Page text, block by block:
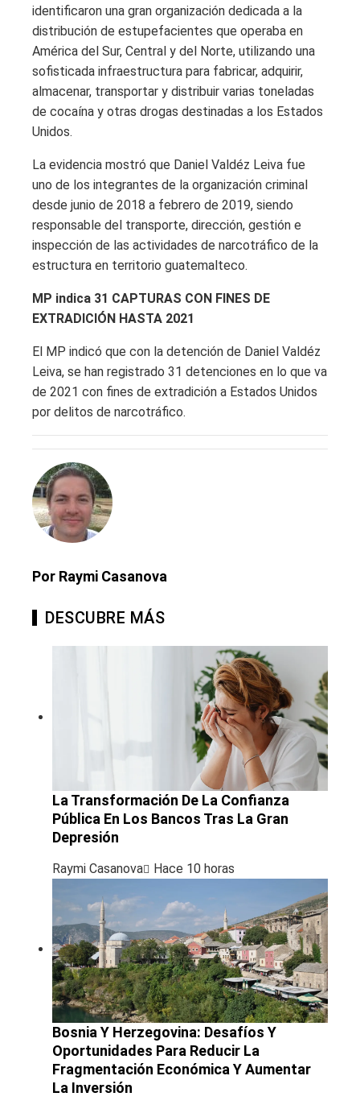
identificaron una gran organización dedicada a la
distribución de estupefacientes que operaba en
América del Sur, Central y del Norte, utilizando una
sofisticada infraestructura para fabricar, adquirir,
almacenar, transportar y distribuir varias toneladas
de cocaína y otras drogas destinadas a los Estados
Unidos.
La evidencia mostró que Daniel Valdéz Leiva fue
uno de los integrantes de la organización criminal
desde junio de 2018 a febrero de 2019, siendo
responsable del transporte, dirección, gestión e
inspección de las actividades de narcotráfico de la
estructura en territorio guatemalteco.
MP indica 31 CAPTURAS CON FINES DE
EXTRADICIÓN HASTA 2021
El MP indicó que con la detención de Daniel Valdéz
Leiva, se han registrado 31 detenciones en lo que va
de 2021 con fines de extradición a Estados Unidos
por delitos de narcotráfico.
Por Raymi Casanova
DESCUBRE MÁS
La Transformación De La Confianza
Pública En Los Bancos Tras La Gran
Depresión
Raymi Casanova Hace 10 horas
Bosnia Y Herzegovina: Desafíos Y
Oportunidades Para Reducir La
Fragmentación Económica Y Aumentar
La Inversión